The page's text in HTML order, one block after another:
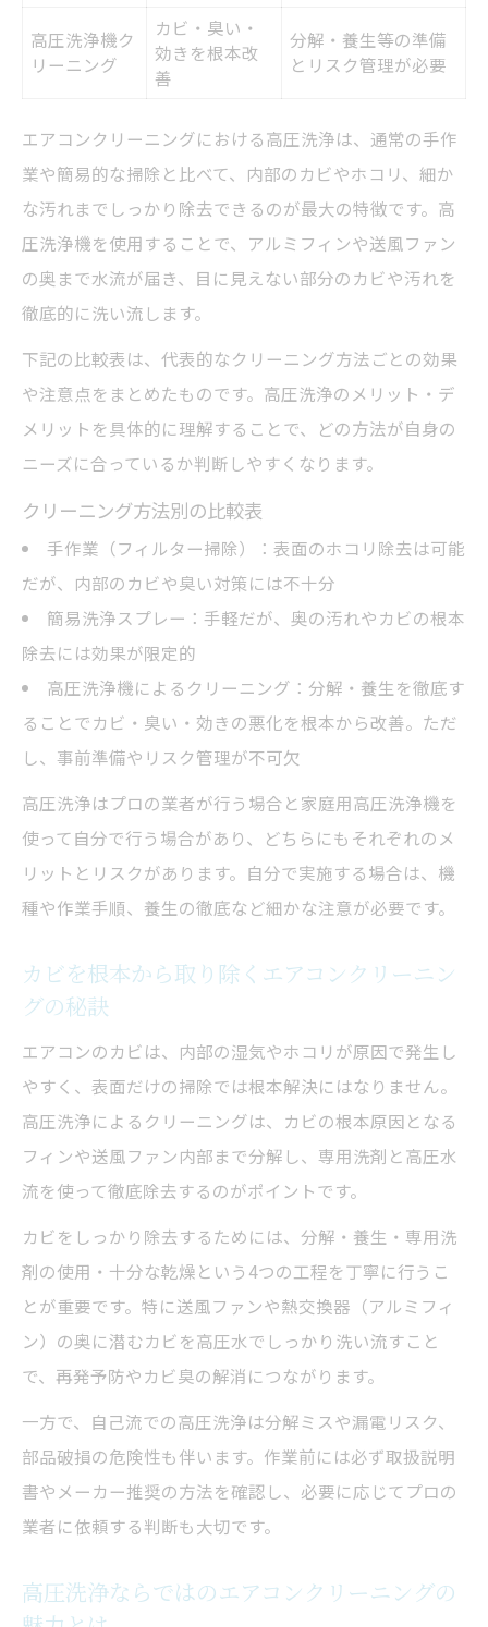
ポイント
高圧洗浄機選びで迷ったときの比較ポイン
ト
エアコンクリーニングの具体的な洗浄手順
とは
高圧洗浄機の圧力設定で注意したいポイン
エアコンクリーニングに適したノズルの選
び方
家庭用高圧洗浄機で失敗しない洗浄方法
エアコンクリーニングに適した機種選びの
ポイント
安全に使うための高圧洗浄機の基礎知識
高圧洗浄機選定時に見るべきチェック項目
エアコンクリーニング時の事故防止策まと
め
エアコンクリーニングは業者とDIYで何が違う？
業者依頼とDIYのエアコンクリーニング徹底
比較表
エアコンクリーニング業者の高圧洗浄技術
DIYで高圧洗浄する際のメリット・デメリッ
ト
エアコンクリーニング業者と自分でやる場
合の判断基準
高圧洗浄機を使う際の注意点を再確認
高圧洗浄を定期的に取り入れるメリット一
エアコンクリーニング後の快適な室内環境
づくり
ト
エアコンクリーニング後の空気が変わる理
由
術
高圧洗浄機ク
リーニング
カビ・臭い・
効きを根本改
善
分解・養生等の準備
とリスク管理が必要
エアコンクリーニングにおける高圧洗浄は、通常の手作
業や簡易的な掃除と比べて、内部のカビやホコリ、細か
な汚れまでしっかり除去できるのが最大の特徴です。高
圧洗浄機を使用することで、アルミフィンや送風ファン
の奥まで水流が届き、目に見えない部分のカビや汚れを
徹底的に洗い流します。
下記の比較表は、代表的なクリーニング方法ごとの効果
や注意点をまとめたものです。高圧洗浄のメリット・デ
メリットを具体的に理解することで、どの方法が自身の
ニーズに合っているか判断しやすくなります。
クリーニング方法別の比較表
手作業（フィルター掃除）：表面のホコリ除去は可能
だが、内部のカビや臭い対策には不十分
簡易洗浄スプレー：手軽だが、奥の汚れやカビの根本
除去には効果が限定的
高圧洗浄機によるクリーニング：分解・養生を徹底す
ることでカビ・臭い・効きの悪化を根本から改善。ただ
し、事前準備やリスク管理が不可欠
高圧洗浄はプロの業者が行う場合と家庭用高圧洗浄機を
使って自分で行う場合があり、どちらにもそれぞれのメ
リットとリスクがあります。自分で実施する場合は、機
種や作業手順、養生の徹底など細かな注意が必要です。
カビを根本から取り除くエアコンクリーニン
グの秘訣
エアコンのカビは、内部の湿気やホコリが原因で発生し
やすく、表面だけの掃除では根本解決にはなりません。
高圧洗浄によるクリーニングは、カビの根本原因となる
フィンや送風ファン内部まで分解し、専用洗剤と高圧水
流を使って徹底除去するのがポイントです。
カビをしっかり除去するためには、分解・養生・専用洗
剤の使用・十分な乾燥という4つの工程を丁寧に行うこ
とが重要です。特に送風ファンや熱交換器（アルミフィ
ン）の奥に潜むカビを高圧水でしっかり洗い流すこと
で、再発予防やカビ臭の解消につながります。
一方で、自己流での高圧洗浄は分解ミスや漏電リスク、
部品破損の危険性も伴います。作業前には必ず取扱説明
書やメーカー推奨の方法を確認し、必要に応じてプロの
業者に依頼する判断も大切です。
高圧洗浄ならではのエアコンクリーニングの